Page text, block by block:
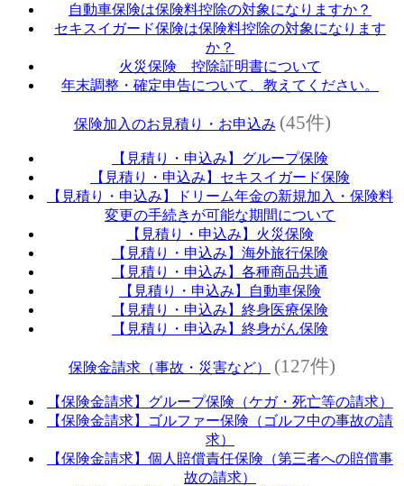
自動車保険は保険料控除の対象になりますか？
セキスイガード保険は保険料控除の対象になります
か？
火災保険 控除証明書について
年末調整・確定申告について、教えてください。
保険加入のお見積り・お申込み (45件)
【見積り・申込み】グループ保険
【見積り・申込み】セキスイガード保険
【見積り・申込み】ドリーム年金の新規加入・保険料
変更の手続きが可能な期間について
【見積り・申込み】火災保険
【見積り・申込み】海外旅行保険
【見積り・申込み】各種商品共通
【見積り・申込み】自動車保険
【見積り・申込み】終身医療保険
【見積り・申込み】終身がん保険
保険金請求（事故・災害など） (127件)
【保険金請求】グループ保険（ケガ・死亡等の請求）
【保険金請求】ゴルファー保険（ゴルフ中の事故の請
求）
【保険金請求】個人賠償責任保険（第三者への賠償事
故の請求）